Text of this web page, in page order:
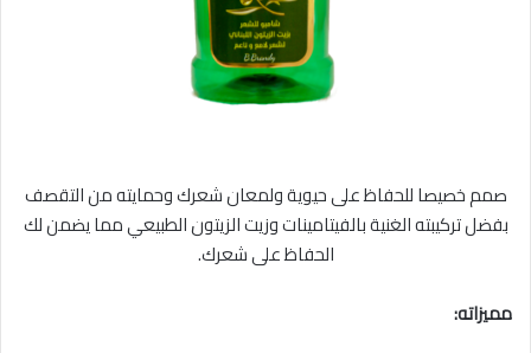
صمم خصيصا للحفاظ على حيوية ولمعان شعرك وحمايته من التقصف
بفضل تركيبته الغنية بالفيتامينات وزيت الزيتون الطبيعي مما يضمن لك
الحفاظ على شعرك.
مميزاته: